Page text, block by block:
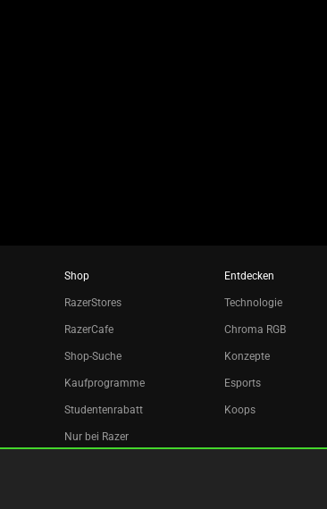
Shop
RazerStores
RazerCafe
Shop-Suche
Kaufprogramme
Studentenrabatt
Nur bei Razer
Entdecken
Technologie
Chroma RGB
Konzepte
Esports
Koops